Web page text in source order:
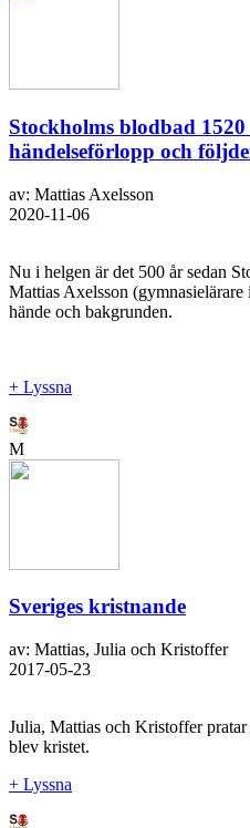
Stockholms blodbad 1520
händelseförlopp och
av: Mattias Axelsson
2020-11-06
Nu i helgen är det 500 år sedan
Mattias Axelsson
hände och bakgrunden.
+ Lyssna
M
Sveriges kristnande
av: Mattias, Julia och Kristoffer
2017-05-23
Julia, Mattias och Kristoffer
blev kristet.
+ Lyssna